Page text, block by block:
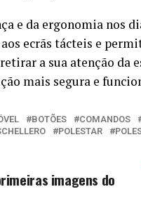
e da ergonomia nos
ecrãs tácteis e
a sua atenção da
mais segura e
BOTÕES COMANDOS
POLESTAR
imagens do